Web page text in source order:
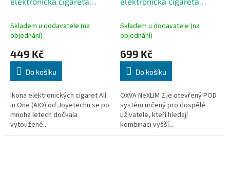
Skladem u dodavatele (na
objednání)
449 Kč
Do košíku
Ikona elektronických cigaret All
in One (AIO) od Joyetechu se po
mnoha letech dočkala
vytoužené...
Skladem u dodavatele (na
objednání)
699 Kč
Do košíku
OXVA NeXLIM 2 je otevřený POD
systém určený pro dospělé
uživatele, kteří hledají
kombinaci vyšší...